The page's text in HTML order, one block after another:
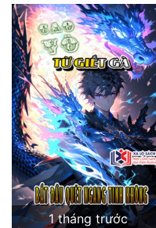
Cẩu Đạo Trường Sinh
Ngự Thú
Truyện Nam
Truyện Nữ
Vô Địch Lưu
Xây Dựng Thế Lực
1 tháng trước